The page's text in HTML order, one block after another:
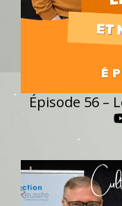
Épisode 56 –